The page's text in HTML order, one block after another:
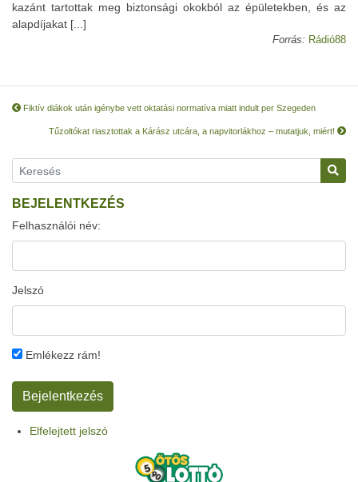
kazánt tartottak meg biztonsági okokból az épületekben, és az
alapdíjakat [...]
Forrás: Rádió88
Fiktív diákok után igénybe vett oktatási normatíva miatt indult per Szegeden
Tűzoltókat riasztottak a Kárász utcára, a napvitorlákhoz – mutatjuk, miért!
BEJELENTKEZÉS
Felhasználói név:
Jelszó
Emlékezz rám!
Elfelejtett jelszó